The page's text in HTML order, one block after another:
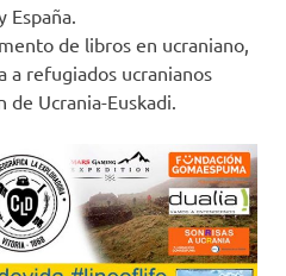
España.
de libros en ucraniano,
a refugiados ucranianos
Ucrania-Euskadi.